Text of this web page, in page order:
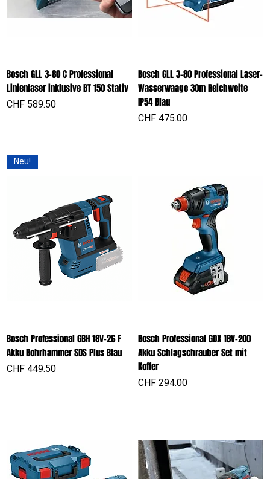
Bosch GLL 3-80 C Professional
Linienlaser inklusive BT 150 Stativ
Preis
CHF 589.50
Bosch GLL 3-80 Professional Laser-
Wasserwaage 30m Reichweite
IP54 Blau
Preis
CHF 475.00
Neu!
Bosch Professional GBH 18V-26 F
Akku Bohrhammer SDS Plus Blau
Preis
CHF 449.50
Bosch Professional GDX 18V-200
Akku Schlagschrauber Set mit
Koffer
Preis
CHF 294.00